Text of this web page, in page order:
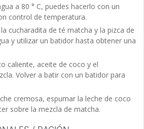
a 80 ° C, puedes hacerlo con un
control de temperatura.
cucharadita de té matcha y la pizca de
y utilizar un batidor hasta obtener una
caliente, aceite de coco y el
Volver a batir con un batidor para
cremosa, espumar la leche de coco
sobre la mezcla de matcha.